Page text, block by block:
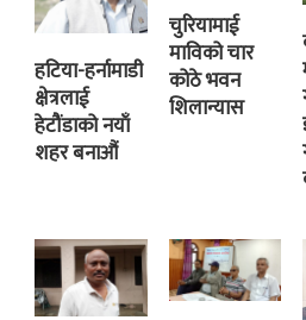
हटिया-हर्नामाडी
क्षेत्रलाई
हेटौंडाको नयाँ
शहर बनाऔं
चुरियामाई
माविको चार
कोठे भवन
शिलान्यास